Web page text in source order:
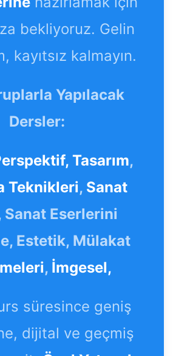
bekliyoruz. Gelin
kayıtsız kalmayın.
Yapılacak
Dersler:
Tasarım,
Teknikleri, Sanat
Sanat Eserlerini
Estetik, Mülakat
, İmgesel,
süresince geniş
dijital ve geçmiş